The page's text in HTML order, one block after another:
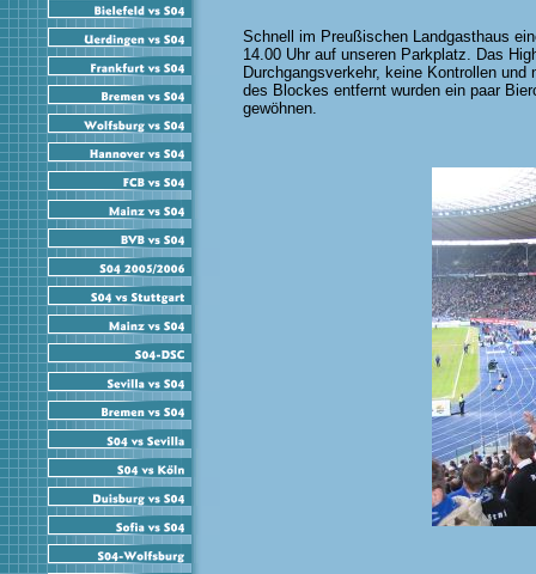
Schnell im Preußischen Landgasthaus
14.00 Uhr auf unseren Parkplatz. Das
Durchgangsverkehr, keine Kontrollen
des Blockes entfernt wurden ein paar
gewöhnen.